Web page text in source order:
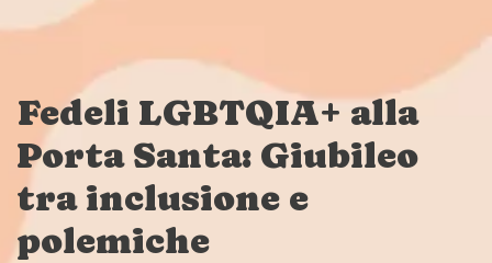
Fedeli LGBTQIA+ alla
Porta Santa: Giubileo
tra inclusione e
polemiche